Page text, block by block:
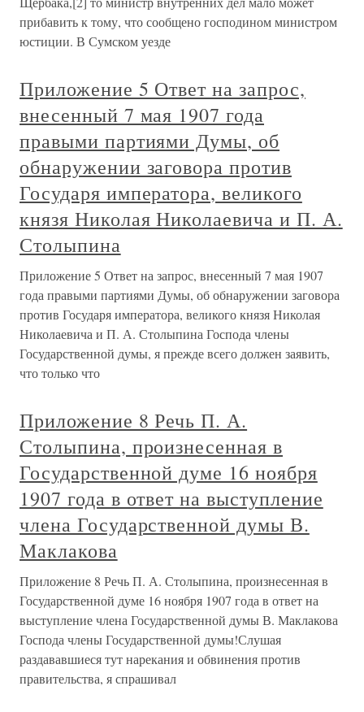
прибавить к тому, что сообщено господином министром
юстиции. В Сумском уезде
Приложение 5 Ответ на запрос,
внесенный 7 мая 1907 года
правыми партиями Думы, об
обнаружении заговора против
Государя императора, великого
князя Николая Николаевича и П. А.
Столыпина
Приложение 5 Ответ на запрос, внесенный 7 мая 1907
года правыми партиями Думы, об обнаружении заговора
против Государя императора, великого князя Николая
Николаевича и П. А. Столыпина Господа члены
Государственной думы, я прежде всего должен заявить,
что только что
Приложение 8 Речь П. А.
Столыпина, произнесенная в
Государственной думе 16 ноября
1907 года в ответ на выступление
члена Государственной думы В.
Маклакова
Приложение 8 Речь П. А. Столыпина, произнесенная в
Государственной думе 16 ноября 1907 года в ответ на
выступление члена Государственной думы В. Маклакова
Господа члены Государственной думы!Слушая
раздававшиеся тут нарекания и обвинения против
правительства, я спрашивал